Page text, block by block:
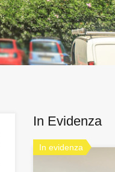
In Evidenza
In evidenza